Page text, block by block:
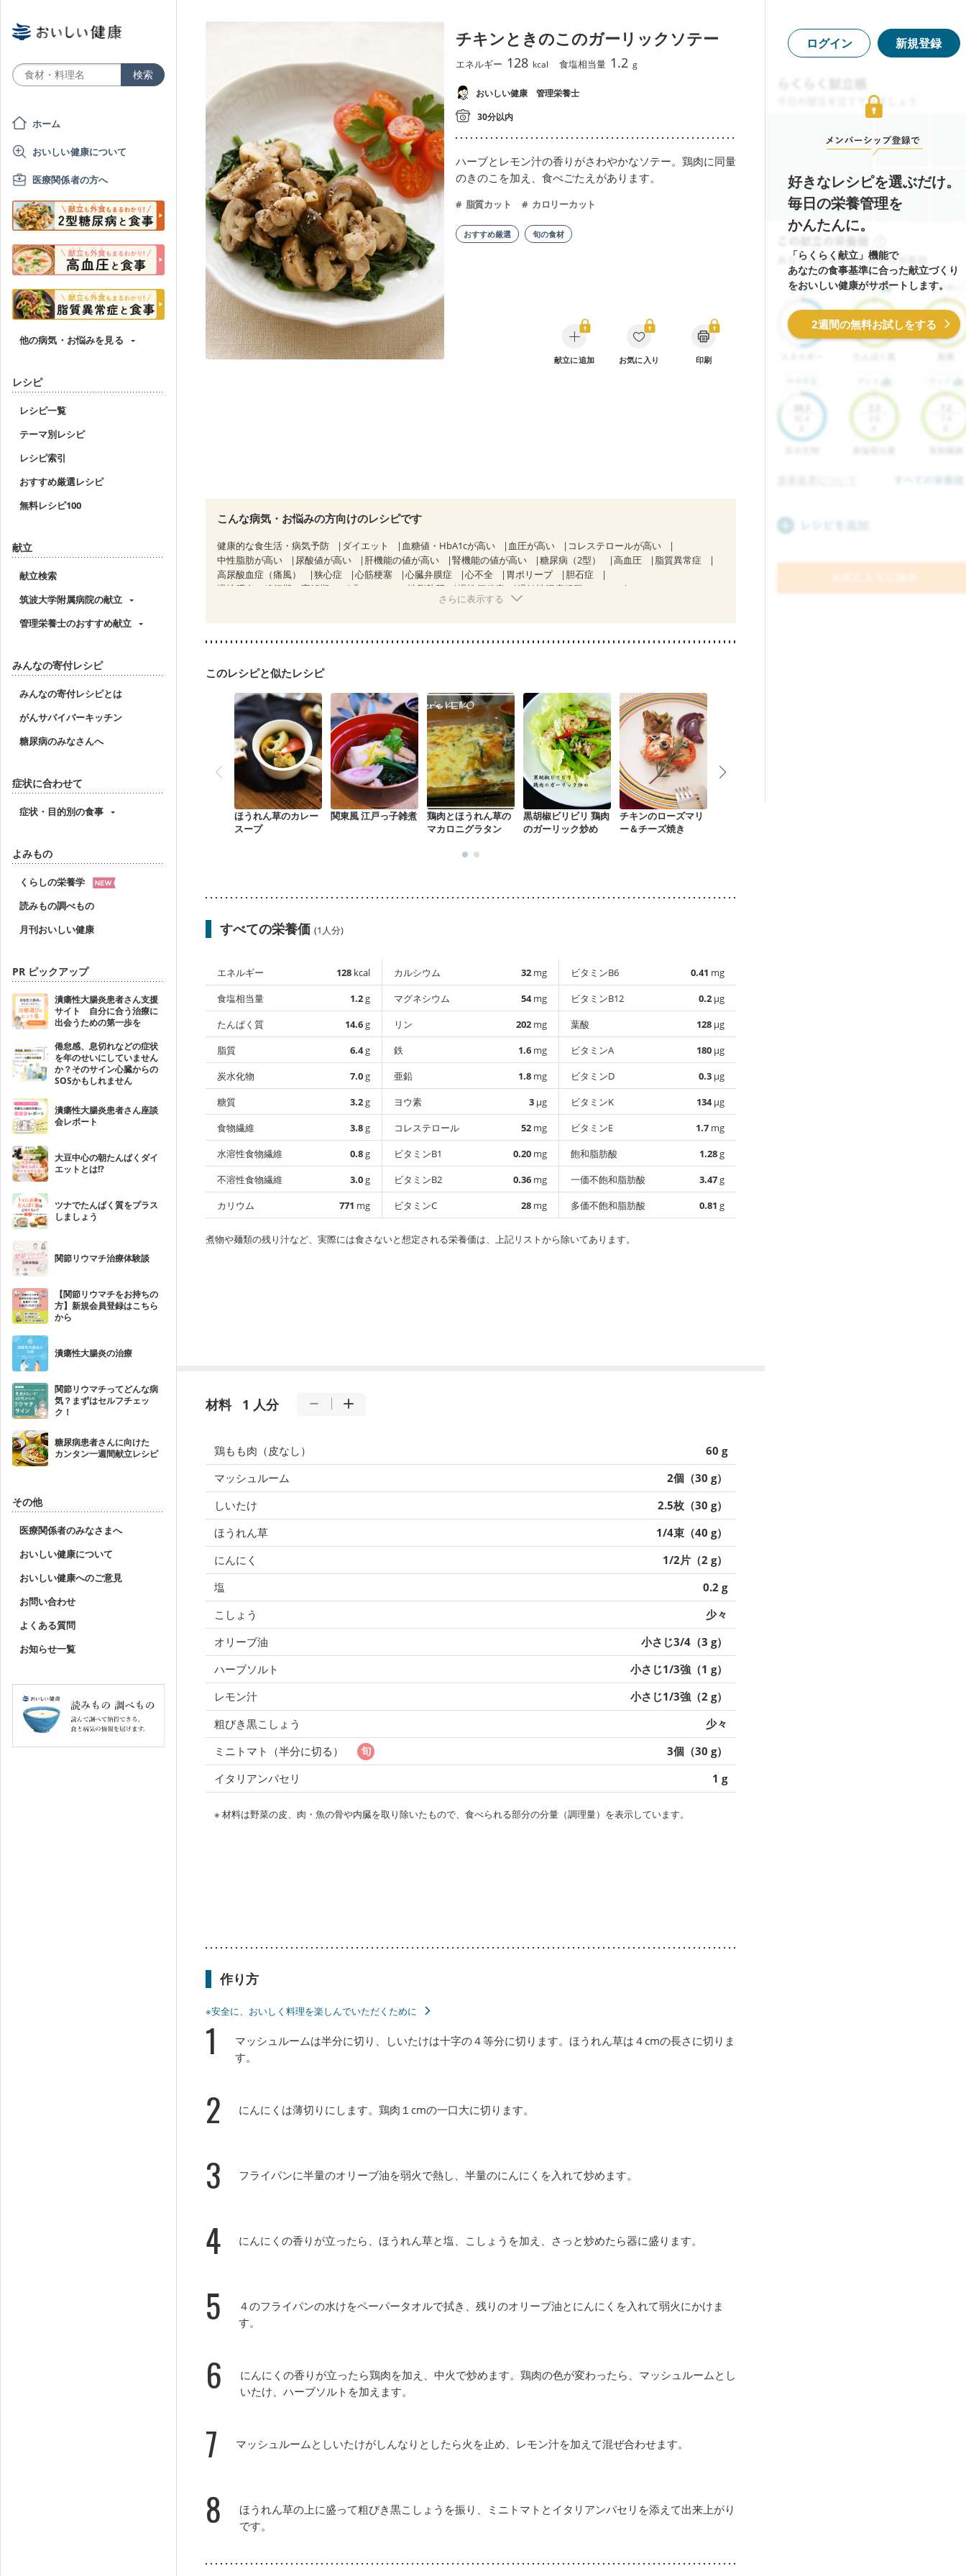
ホーム
おいしい健康について
医療関係者の方へ
他の病気・お悩みを見る
レシピ
レシピ一覧
テーマ別レシピ
レシピ索引
おすすめ厳選レシピ
無料レシピ100
献立
献立検索
筑波大学附属病院の献立
管理栄養士のおすすめ献立
みんなの寄付レシピ
みんなの寄付レシピとは
がんサバイバーキッチン
糖尿病のみなさんへ
症状に合わせて
症状・目的別の食事
よみもの
くらしの栄養学
読みもの調べもの
月刊おいしい健康
PR ピックアップ
潰瘍性大腸炎患者さん支援
サイト 自分に合う治療に
出会うための第一歩を
倦怠感、息切れなどの症状
を年のせいにしていません
か？そのサイン心臓からの
SOSかもしれません
潰瘍性大腸炎患者さん座談
会レポート
大豆中心の朝たんぱくダイ
エットとは!?
ツナでたんぱく質をプラス
しましょう
関節リウマチ治療体験談
【関節リウマチをお持ちの
方】新規会員登録はこちら
から
潰瘍性大腸炎の治療
関節リウマチってどんな病
気？まずはセルフチェッ
ク！
糖尿病患者さんに向けた
カンタン一週間献立レシピ
その他
医療関係者のみなさまへ
おいしい健康について
おいしい健康へのご意見
お問い合わせ
よくある質問
お知らせ一覧
チキンときのこのガーリックソテー
エネルギー 128 kcal 食塩相当量 1.2 g
おいしい健康 管理栄養士
30分以内
ハーブとレモン汁の香りがさわやかなソテー。鶏肉に同量
のきのこを加え、食べごたえがあります。
脂質カット カロリーカット
おすすめ厳選 旬の食材
献立に追加 お気に入り 印刷
こんな病気・お悩みの方向けのレシピです
健康的な食生活・病気予防 ダイエット 血糖値・HbA1cが高い 血圧が高い
コレステロールが高い
中性脂肪が高い
尿酸値が高い 肝機能の値が高い 腎機能の値が高い 糖尿病（2型） 高血圧
脂質異常症
高尿酸血症（痛風）
狭心症 心筋梗塞 心臓弁膜症 心不全 胃ポリープ
胆石症
慢性膵炎（移行期・寛解期）
非アルコール性脂肪肝 慢性便秘症
過敏性腸症候群（IBS）
糖尿病性腎症（第２期）
産後（ミルク）
骨折 関節リウマチ 乾癬 フレイル（年齢に合わせた体作り） 貧血対策
ニキビ・肌荒れ
さらに表示する
このレシピと似たレシピ
ほうれん草のカレー
スープ
関東風 江戸っ子雑煮
鶏肉とほうれん草の
マカロニグラタン
黒胡椒ビリビリ 鶏肉
のガーリック炒め
チキンのローズマリ
ー＆チーズ焼き
すべての栄養価 (1人分)
エネルギー 128 kcal
食塩相当量
1.2g
たんぱく質
14.6g
脂質
6.4g
炭水化物
7.0g
糖質
3.2g
食物繊維
3.8g
水溶性食物繊維
0.8g
不溶性食物繊維
3.0g
カリウム
771 mg
カルシウム 32 mg
マグネシウム
54mg
リン
202 mg
鉄
1.6 mg
亜鉛
1.8 mg
ヨウ素
3 µg
コレステロール
52 mg
ビタミンB1
0.20 mg
ビタミンB2
0.36 mg
ビタミンC
28 mg
ビタミンB6 0.41 mg
ビタミンB12
0.2 µg
葉酸
128 µg
ビタミンA
180 µg
ビタミンD
0.3 µg
ビタミンK
134µg
ビタミンE
1.7 mg
飽和脂肪酸
1.28g
一価不飽和脂肪酸
3.47g
多価不飽和脂肪酸
0.81 g
煮物や麺類の残り汁など、実際には食さないと想定される栄養価は、上記リストから除いてあります。
材料 1 人分
鶏もも肉（皮なし）
60 g
マッシュルーム
2個（30 g）
しいたけ
2.5枚（30 g）
ほうれん草
1/4束（40 g）
にんにく
1/2片（2 g）
塩
0.2 g
こしょう
少々
オリーブ油
小さじ3/4（3 g）
ハーブソルト
小さじ1/3強（1 g）
レモン汁
小さじ1/3強（2 g）
粗びき黒こしょう
少々
ミニトマト（半分に切る）
3個（30 g）
イタリアンパセリ
1 g
※ 材料は野菜の皮、肉・魚の骨や内臓を取り除いたもので、食べられる部分の分量（調理量）を表示しています。
作り方
※安全に、おいしく料理を楽しんでいただくために
1
マッシュルームは半分に切り、しいたけは十字の４等分に切ります。ほうれん草は４cmの長さに切りま
す。
2 にんにくは薄切りにします。鶏肉１cmの一口大に切ります。
3 フライパンに半量のオリーブ油を弱火で熱し、半量のにんにくを入れて炒めます。
4 にんにくの香りが立ったら、ほうれん草と塩、こしょうを加え、さっと炒めたら器に盛ります。
5
４のフライパンの水けをペーパータオルで拭き、残りのオリーブ油とにんにくを入れて弱火にかけま
す。
6
にんにくの香りが立ったら鶏肉を加え、中火で炒めます。鶏肉の色が変わったら、マッシュルームとし
いたけ、ハーブソルトを加えます。
7 マッシュルームとしいたけがしんなりとしたら火を止め、レモン汁を加えて混ぜ合わせます。
8
ほうれん草の上に盛って粗びき黒こしょうを振り、ミニトマトとイタリアンパセリを添えて出来上がり
です。
ログイン 新規登録
好きなレシピを選ぶだけ。
毎日の栄養管理を
かんたんに。
「らくらく献立」機能で
あなたの食事基準に合った献立づくり
をおいしい健康がサポートします。
2週間の無料お試しをする